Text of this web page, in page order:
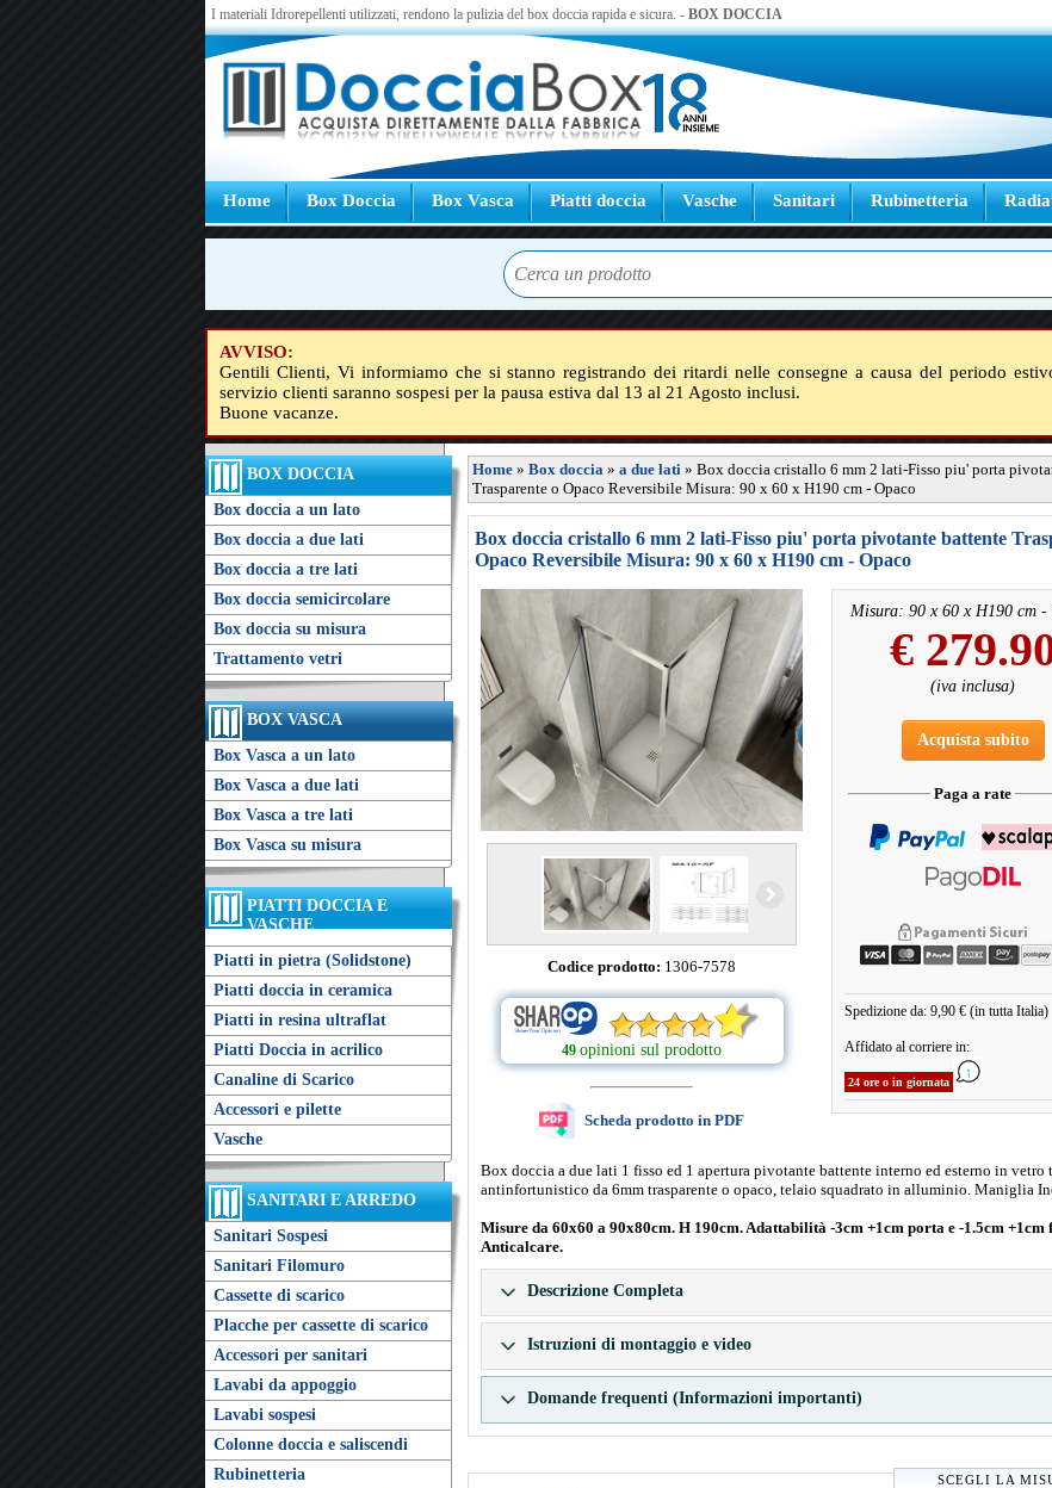
I materiali Idrorepellenti utilizzati, rendono la pulizia del box doccia rapida e sicura. - BOX DOCCIA
Home Box Doccia Box Vasca Piatti doccia Vasche Sanitari Rubinetteria
AVVISO:
Gentili Clienti, Vi informiamo che si stanno registrando dei ritardi nelle consegne a causa del periodo
servizio clienti saranno sospesi per la pausa estiva dal 13 al 21 Agosto inclusi.
Buone vacanze.
BOX DOCCIA
Box doccia a un lato
Box doccia a due lati
Box doccia a tre lati
Box doccia semicircolare
Box doccia su misura
Trattamento vetri
BOX VASCA
Box Vasca a un lato
Box Vasca a due lati
Box Vasca a tre lati
Box Vasca su misura
PIATTI DOCCIA E
VASCHE
Piatti in pietra (Solidstone)
Piatti doccia in ceramica
Piatti in resina ultraflat
Piatti Doccia in acrilico
Canaline di Scarico
Accessori e pilette
Vasche
SANITARI E ARREDO
Sanitari Sospesi
Sanitari Filomuro
Cassette di scarico
Placche per cassette di scarico
Accessori per sanitari
Lavabi da appoggio
Lavabi sospesi
Colonne doccia e saliscendi
Rubinetteria
Home » Box doccia » a due lati » Box doccia cristallo 6 mm 2 lati-Fisso piu' porta
Trasparente o Opaco Reversibile Misura: 90 x 60 x H190 cm - Opaco
Box doccia cristallo 6 mm 2 lati-Fisso piu' porta pivotante battente
Opaco Reversibile Misura: 90 x 60 x H190 cm - Opaco
Codice prodotto: 1306-7578
49 opinioni sul prodotto
Scheda prodotto in PDF
Misura: 90 x 60 x H190 cm -
€
(iva inclusa)
Acquista subito
Paga a rate
Spedizione da: 9,90 € (in tutta Italia)
Affidato al corriere in:
24 ore o in giornata
Box doccia a due lati 1 fisso ed 1 apertura pivotante battente interno ed esterno in vetro
antinfortunistico da 6mm trasparente o opaco, telaio squadrato in alluminio. Maniglia
Misure da 60x60 a 90x80cm. H 190cm. Adattabilità -3cm +1cm porta e -1.5cm +1cm
Anticalcare.
Descrizione Completa
Istruzioni di montaggio e video
Domande frequenti (Informazioni importanti)
SCEGLI LA